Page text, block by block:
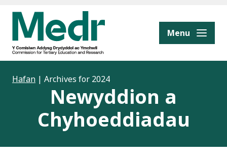
content Menu
Hafan | Archives for 2024
Newyddion a
Chyhoeddiadau